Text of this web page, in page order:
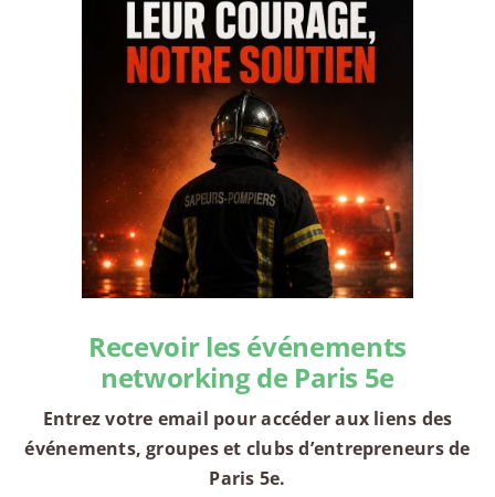
Recevoir les événements
networking de Paris 5e
Entrez votre email pour accéder aux liens des
événements, groupes et clubs d’entrepreneurs de
Paris 5e.